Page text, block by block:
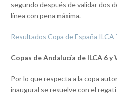
segundo después de validar dos
línea con pena máxima.
Resultados Copa de España ILCA
Copas de Andalucía de ILCA 6 y
Por lo que respecta a la copa
inaugural se resuelve con el